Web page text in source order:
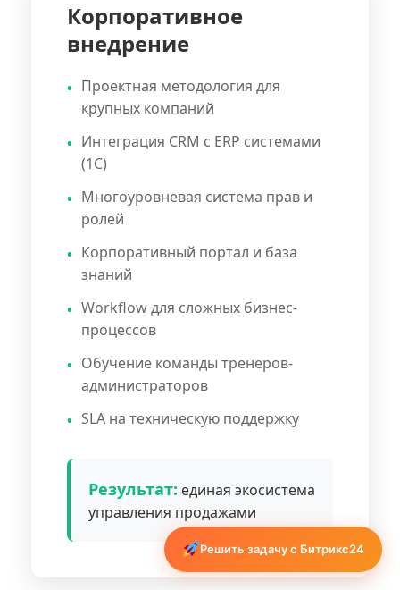
Корпоративное
внедрение
Проектная методология для
крупных компаний
Интеграция CRM с ERP системами
(1С)
Многоуровневая система прав и
ролей
Корпоративный портал и база
знаний
Workflow для сложных бизнес-
процессов
Обучение команды тренеров-
администраторов
SLA на техническую поддержку
Результат: единая экосистема
управления продажами
Решить задачу с Битрикс24